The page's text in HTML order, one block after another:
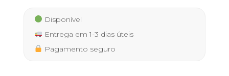
Disponível
Entrega em 1-3 dias úteis
Pagamento seguro